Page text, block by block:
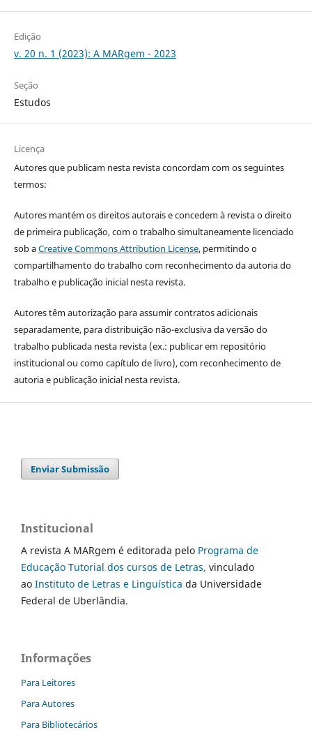
Edição
v. 20 n. 1 (2023): A MARgem - 2023
Seção
Estudos
Licença
Autores que publicam nesta revista concordam com os seguintes
termos:
Autores mantém os direitos autorais e concedem à revista o direito
de primeira publicação, com o trabalho simultaneamente licenciado
sob aCreative Commons Attribution License, permitindo o
compartilhamento do trabalho com reconhecimento da autoria do
trabalho e publicação inicial nesta revista.
Autores têm autorização para assumir contratos adicionais
separadamente, para distribuição não-exclusiva da versão do
trabalho publicada nesta revista (ex.: publicar em repositório
institucional ou como capítulo de livro), com reconhecimento de
autoria e publicação inicial nesta revista.
Enviar Submissão
Institucional
A revista A MARgem é editorada pelo Programa de
Educação Tutorial dos cursos de Letras, vinculado
ao Instituto de Letras e Linguística da Universidade
Federal de Uberlândia.
Informações
Para Leitores
Para Autores
Para Bibliotecários